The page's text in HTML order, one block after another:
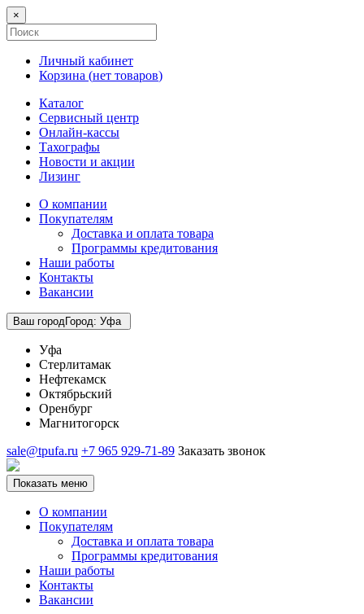
×
Личный кабинет
Корзина (нет товаров)
Каталог
Сервисный центр
Онлайн-кассы
Тахографы
Новости и акции
Лизинг
О компании
Покупателям
Доставка и оплата товара
Программы кредитования
Наши работы
Контакты
Вакансии
Ваш городГород: Уфа
Уфа
Стерлитамак
Нефтекамск
Октябрьский
Оренбург
Магнитогорск
sale@tpufa.ru +7 965 929-71-89 Заказать звонок
Показать меню
О компании
Покупателям
Доставка и оплата товара
Программы кредитования
Наши работы
Контакты
Вакансии